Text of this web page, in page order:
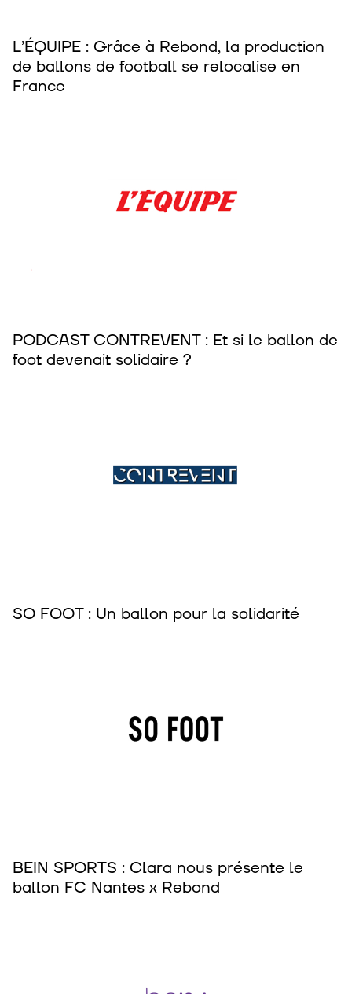
L’ÉQUIPE : Grâce à Rebond, la production
de ballons de football se relocalise en
France
PODCAST CONTREVENT : Et si le ballon de
foot devenait solidaire ?
SO FOOT : Un ballon pour la solidarité
BEIN SPORTS : Clara nous présente le
ballon FC Nantes x Rebond